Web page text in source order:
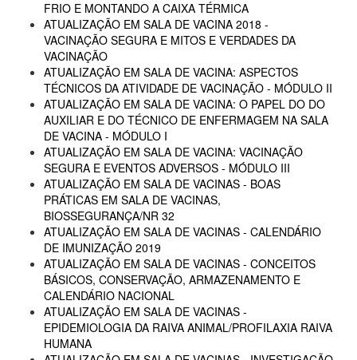
FRIO E MONTANDO A CAIXA TÉRMICA
ATUALIZAÇÃO EM SALA DE VACINA 2018 -
VACINAÇÃO SEGURA E MITOS E VERDADES DA
VACINAÇÃO
ATUALIZAÇÃO EM SALA DE VACINA: ASPECTOS
TÉCNICOS DA ATIVIDADE DE VACINAÇÃO - MÓDULO II
ATUALIZAÇÃO EM SALA DE VACINA: O PAPEL DO DO
AUXILIAR E DO TÉCNICO DE ENFERMAGEM NA SALA
DE VACINA - MÓDULO I
ATUALIZAÇÃO EM SALA DE VACINA: VACINAÇÃO
SEGURA E EVENTOS ADVERSOS - MÓDULO III
ATUALIZAÇÃO EM SALA DE VACINAS - BOAS
PRÁTICAS EM SALA DE VACINAS,
BIOSSEGURANÇA/NR 32
ATUALIZAÇÃO EM SALA DE VACINAS - CALENDÁRIO
DE IMUNIZAÇÃO 2019
ATUALIZAÇÃO EM SALA DE VACINAS - CONCEITOS
BÁSICOS, CONSERVAÇÃO, ARMAZENAMENTO E
CALENDÁRIO NACIONAL
ATUALIZAÇÃO EM SALA DE VACINAS -
EPIDEMIOLOGIA DA RAIVA ANIMAL/PROFILAXIA RAIVA
HUMANA